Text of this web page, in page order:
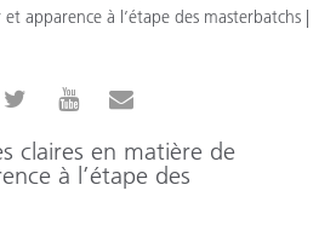
apparence à l’étape des masterbatchs |
claires en matière de
à l’étape des